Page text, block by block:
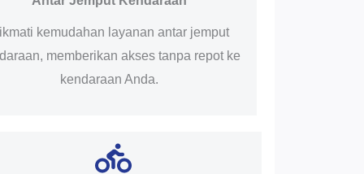
kemudahan layanan antar jemput
memberikan akses tanpa repot ke
kendaraan Anda.